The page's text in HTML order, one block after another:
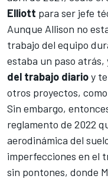
Elliott para ser jefe
Aunque Allison no
trabajo del equipo
estaba un paso atrás,
del trabajo diarioy
otros proyectos,
Sin embargo,
reglamento de 2022
aerodinámica del
imperfecciones en el
sin pontones, donde